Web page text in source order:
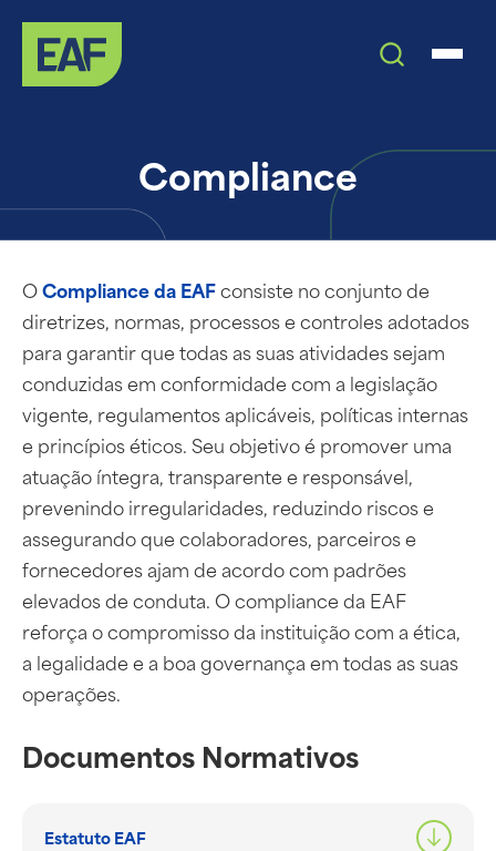
Compliance
OCompliance da EAFconsiste no conjunto de
diretrizes, normas, processos e controles adotados
para garantir que todas as suas atividades sejam
conduzidas em conformidade com a legislação
vigente, regulamentos aplicáveis, políticas internas
e princípios éticos. Seu objetivo é promover uma
atuação íntegra, transparente e responsável,
prevenindo irregularidades, reduzindo riscos e
assegurando que colaboradores, parceiros e
fornecedores ajam de acordo com padrões
elevados de conduta. O compliance da EAF
reforça o compromisso da instituição com a ética,
a legalidade e a boa governança em todas as suas
operações.
Documentos Normativos
Estatuto EAF